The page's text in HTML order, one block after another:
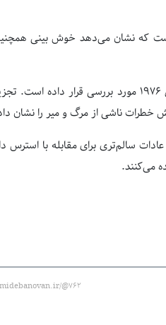
که نشان می‌دهد خوش بینی
این یافته‌ها نتیجه انجام یک پژوهش بر روی پرستاران بوده که پرستاران زن را از سال ۱۹۷۶ مورد بررسی قرار
ناشی از مرگ و میر را نشان
سالم‌تری برای مقابله با استرس
می‌کنند.
@762